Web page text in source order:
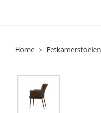
Home Eetkamerstoelen